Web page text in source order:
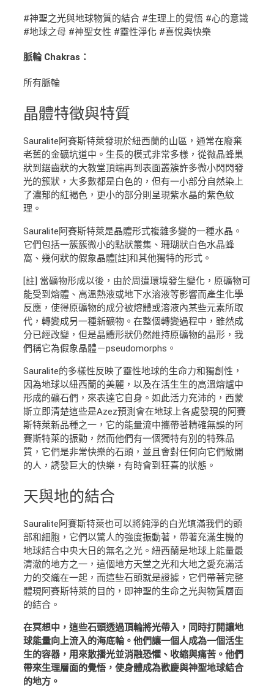
#神聖之光與地球物質的結合 #生理上的覺悟 #心的意識
#地球之母 #神聖女性 #靈性淨化 #喜悅與快樂
脈輪 Chakras：
所有脈輪
晶體特徵與特質
Sauralite阿賽斯特萊發現於紐西蘭的山區，通常在廢棄
老舊的金礦坑道中。生長的模式非常多樣，從微晶蜂巢
狀到鋸齒狀的大教堂頂端再到表面叢簇許多微小閃閃發
光的簇狀，大多數都是白色的，但有一小部分自然染上
了濃郁的紅褐色，更小的部分則呈現紫水晶的紫色紋
理。
Sauralite阿賽斯特萊是晶體形式複雜多變的一種水晶。
它們包括一簇簇微小的點狀叢集、珊瑚狀白色水晶蜂
窩、幾何狀的假象晶體[註]和其他獨特的形式。
[註] 當礦物形成以後，由於周遭環境發生變化，原礦物可
能受到熔體、高溫熱液或地下水溶液等影響而產生化學
反應，使得原礦物的成分被熔體或溶液內某些元素所取
代，轉變成另一種新礦物。在整個轉變過程中，雖然成
分已經改變，但是晶體形狀仍然維持原礦物的晶形，我
們稱它為假象晶體－pseudomorphs。
Sauralite的多樣性反映了靈性地球的生命力和獨創性，
因為地球以紐西蘭的美麗，以及在活生生的高溫熔爐中
形成的礦石們，來表達它自身。如此活力充沛的，西蒙
斯立即清楚這些是Azez預測會在地球上各處發現的阿賽
斯特萊新品種之一，它的能量流中攜帶著精確無誤的阿
賽斯特萊的振動，然而他們有一個獨特有別的特殊品
質，它們是非常快樂的石頭，並且會對任何向它們敞開
的人，誘發巨大的快樂，有時會到狂喜的狀態。
天與地的結合
Sauralite阿賽斯特萊也可以將純淨的白光填滿我們的頭
部和細胞，它們以驚人的強度振動著，帶著充滿生機的
地球結合中央大日的無名之光。紐西蘭是地球上能量最
清澈的地方之一，這個地方天堂之光和大地之愛充滿活
力的交織在一起，而這些石頭就是證據，它們帶著完整
體現阿賽斯特萊的目的，即神聖的生命之光與物質層面
的結合。
在冥想中，這些石頭透過頂輪將光帶入，同時打開讓地
球能量向上流入的海底輪。他們讓一個人成為一個活生
生的容器，用來散播光並消融恐懼、收縮與痛苦。他們
帶來生理層面的覺悟，使身體成為歡慶與神聖地球結合
的地方。